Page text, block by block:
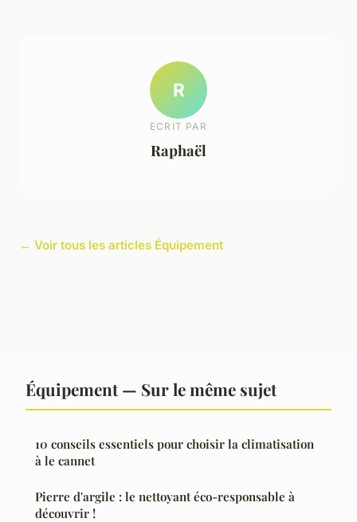
R
ECRIT PAR
Raphaël
← Voir tous les articles Équipement
Équipement — Sur le même sujet
10 conseils essentiels pour choisir la climatisation
à le cannet
Pierre d'argile : le nettoyant éco-responsable à
découvrir !